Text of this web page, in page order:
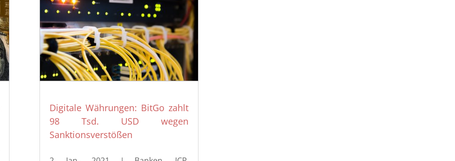
Digitale Währungen: BitGo zahlt
98 Tsd. USD wegen
Sanktionsverstößen